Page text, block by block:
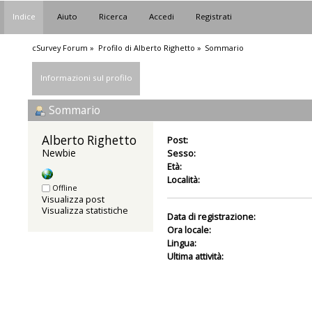
Indice Aiuto Ricerca Accedi Registrati
cSurvey Forum » Profilo di Alberto Righetto » Sommario
Informazioni sul profilo
Sommario
Alberto Righetto
Newbie
Offline
Visualizza post
Visualizza statistiche
Post:
Sesso:
Età:
Località:
Data di registrazione:
Ora locale:
Lingua:
Ultima attività: